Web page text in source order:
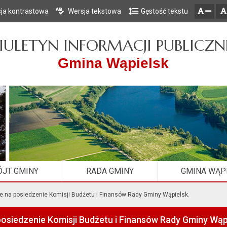
Przejdź do głównego menu
Przejdź do treści
Przejdź do mapy serwisu
kontrastowa Wersja tekstowa Gęstość tekstu
INFORMACJI
Gmina Wąpielsk
GMINY RADA GMINY GMINA
na posiedzenie Komisji Budżetu i Finansów Rady Gminy Wąpielsk.
Komisji Budżetu i Finansów Rady Gminy